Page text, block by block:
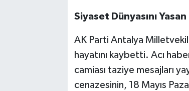
Siyaset Dünyasını
AK Parti Antalya
hayatını kaybetti. Acı
camiası taziye mesajları
cenazesinin, 18 Mayıs